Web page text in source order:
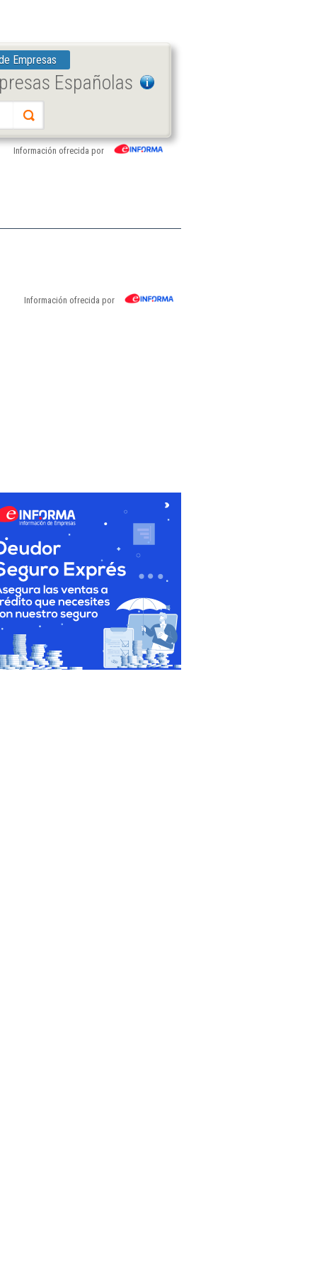
Empresas
Españolas
Información ofrecida por
Información ofrecida por